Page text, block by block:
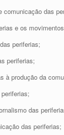
comunicação das
e os
periferias;
periferias;
à produção da
das
das periferias;